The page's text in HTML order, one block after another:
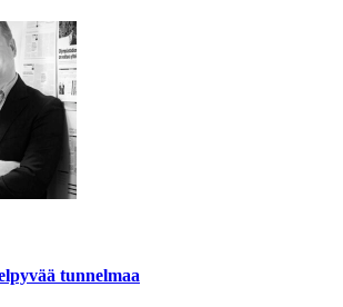
tunnelmaa